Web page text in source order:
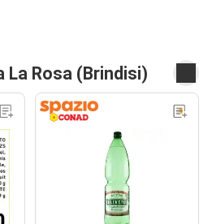
Rosa (Brindisi)